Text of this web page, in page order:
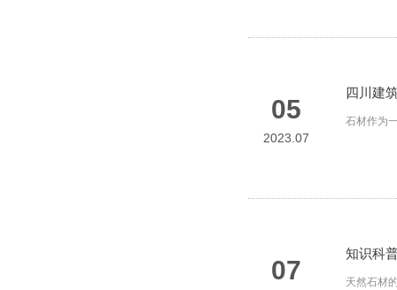
05
2023.07
四川建
石材作为
07
知识科
天然石材